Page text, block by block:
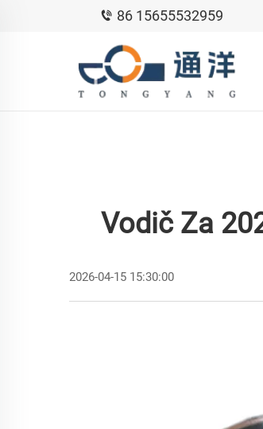
86 15655532959
Vodič Za
2026-04-15 15:30:00